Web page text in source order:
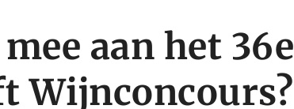
aan het 36e
Wijnconcours?